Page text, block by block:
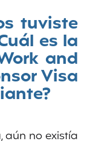
tuviste
es la
and
Visa
aún no existía